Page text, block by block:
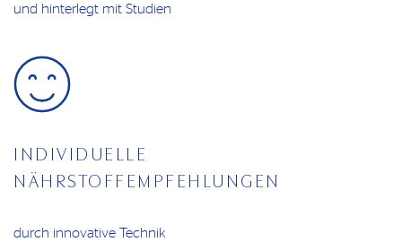
und hinterlegt mit Studien
INDIVIDUELLE
NÄHRSTOFFEMPFEHLUNGEN
durch innovative Technik